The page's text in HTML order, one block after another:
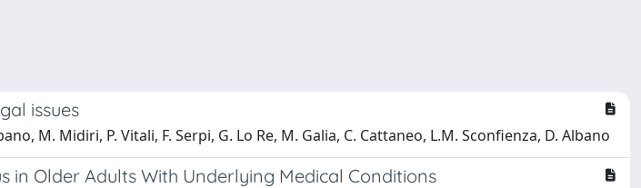
issues
M. Midiri, P. Vitali, F. Serpi, G. Lo Re, M. Galia, C. Cattaneo, L.M. Sconfienza, D. Albano
in Older Adults With Underlying Medical Conditions